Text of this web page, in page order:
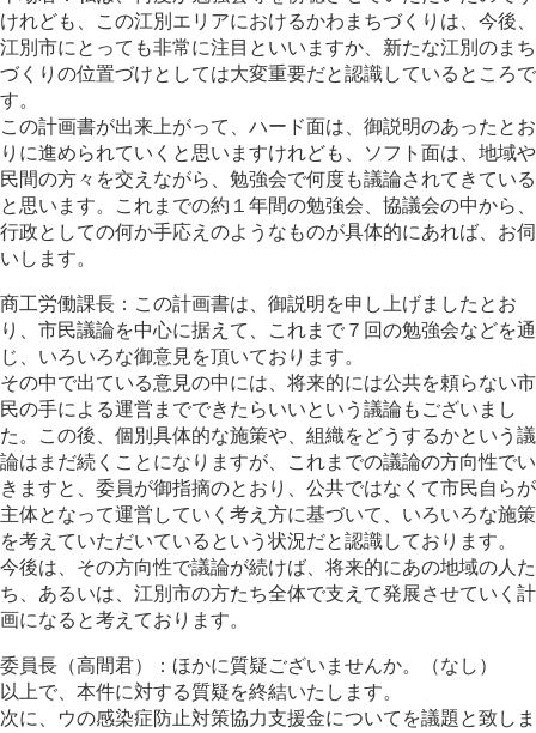
けれども、この江別エリアにおけるかわまちづくりは、今後、
江別市にとっても非常に注目といいますか、新たな江別のまち
づくりの位置づけとしては大変重要だと認識しているところで
す。
この計画書が出来上がって、ハード面は、御説明のあったとお
りに進められていくと思いますけれども、ソフト面は、地域や
民間の方々を交えながら、勉強会で何度も議論されてきている
と思います。これまでの約１年間の勉強会、協議会の中から、
行政としての何か手応えのようなものが具体的にあれば、お伺
いします。
商工労働課長：この計画書は、御説明を申し上げましたとお
り、市民議論を中心に据えて、これまで７回の勉強会などを通
じ、いろいろな御意見を頂いております。
その中で出ている意見の中には、将来的には公共を頼らない市
民の手による運営までできたらいいという議論もございまし
た。この後、個別具体的な施策や、組織をどうするかという議
論はまだ続くことになりますが、これまでの議論の方向性でい
きますと、委員が御指摘のとおり、公共ではなくて市民自らが
主体となって運営していく考え方に基づいて、いろいろな施策
を考えていただいているという状況だと認識しております。
今後は、その方向性で議論が続けば、将来的にあの地域の人た
ち、あるいは、江別市の方たち全体で支えて発展させていく計
画になると考えております。
委員長（高間君）：ほかに質疑ございませんか。（なし）
以上で、本件に対する質疑を終結いたします。
次に、ウの感染症防止対策協力支援金についてを議題と致しま